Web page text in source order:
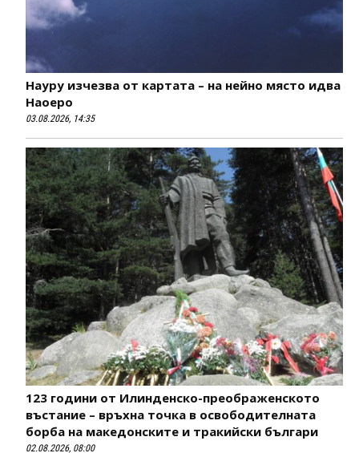
Науру изчезва от картата – на нейно място идва
Наоеро
03.08.2026, 14:35
123 години от Илинденско-преображенското
въстание – връхна точка в освободителната
борба на македонските и тракийски българи
02.08.2026, 08:00